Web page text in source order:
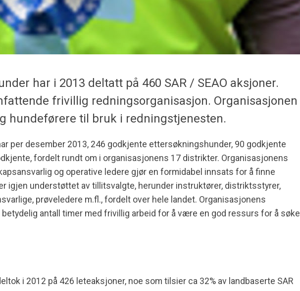
har i 2013 deltatt på 460 SAR / SEAO aksjoner.
frivillig redningsorganisasjon. Organisasjonen
hundeførere til bruk i redningstjenesten.
per desember 2013, 246 godkjente ettersøkningshunder, 90 godkjente
fordelt rundt om i organisasjonens 17 distrikter. Organisasjonens
og operative ledere gjør en formidabel innsats for å finne
igjen understøttet av tillitsvalgte, herunder instruktører, distriktsstyrer,
prøveledere m.fl., fordelt over hele landet. Organisasjonens
antall timer med frivillig arbeid for å være en god ressurs for å søke
i 2012 på 426 leteaksjoner, noe som tilsier ca 32% av landbaserte SAR